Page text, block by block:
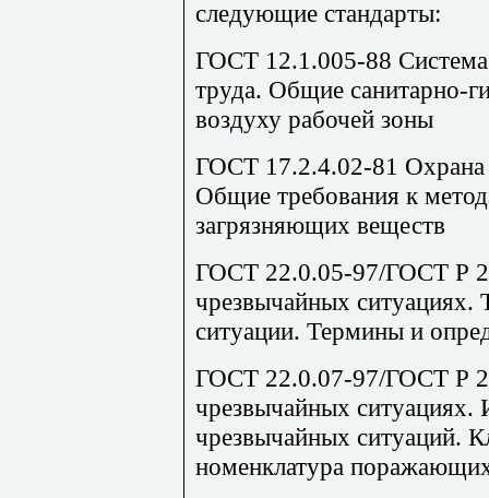
следующие стандарты:
ГОСТ 12.1.005-88 Система
труда. Общие санитарно-
воздуху рабочей зоны
ГОСТ 17.2.4.02-81
Общие требования к
загрязняющих веществ
ГОСТ 22.0.05-97/ГОСТ Р
чрезвычайных ситуациях.
ситуации. Термины и
ГОСТ 22.0.07-97/ГОСТ Р
чрезвычайных ситуациях.
чрезвычайных ситуаций.
номенклатура